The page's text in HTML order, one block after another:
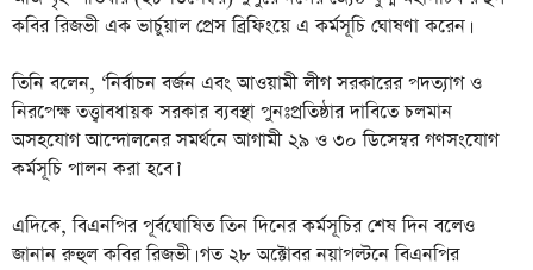
কবির রিজভী এক ভার্চুয়াল প্রেস ব্রিফিংয়ে এ কর্মসূচি ঘোষণা করেন।
তিনি বলেন, ‘নির্বাচন বর্জন এবং আওয়ামী লীগ সরকারের পদত্যাগ ও
নিরপেক্ষ তত্ত্বাবধায়ক সরকার ব্যবস্থা পুনঃপ্রতিষ্ঠার দাবিতে চলমান
অসহযোগ আন্দোলনের সমর্থনে আগামী ২৯ ও ৩০ ডিসেম্বর গণসংযোগ
কর্মসূচি পালন করা হবে।’
এদিকে, বিএনপির পূর্বঘোষিত তিন দিনের কর্মসূচির শেষ দিন বলেও
জানান রুহুল কবির রিজভী। গত ২৮ অক্টোবর নয়াপল্টনে বিএনপির